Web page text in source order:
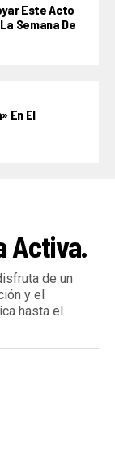
Este Acto
Semana De
En El
Activa.
de un
y el
hasta el